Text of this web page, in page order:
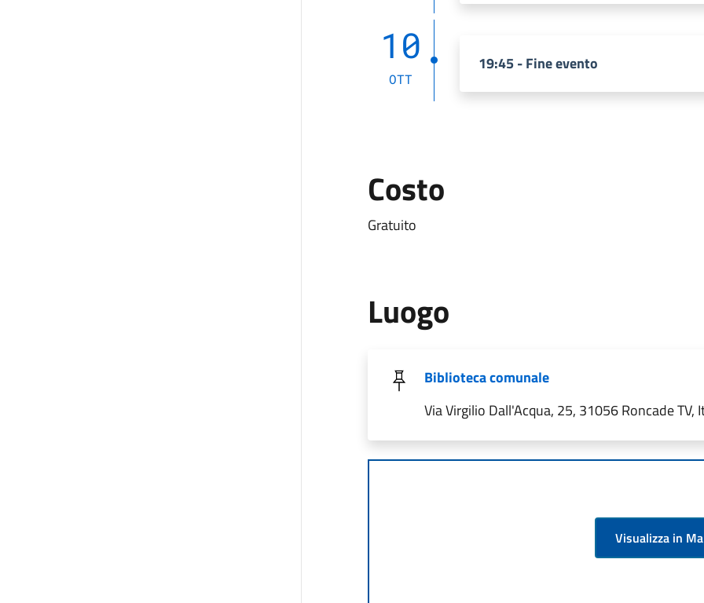
10
OTT
19:45 - Fine evento
Costo
Gratuito
Luogo
Biblioteca comunale
Via Virgilio Dall'Acqua, 25, 31056 Roncade TV,
Visualizza in